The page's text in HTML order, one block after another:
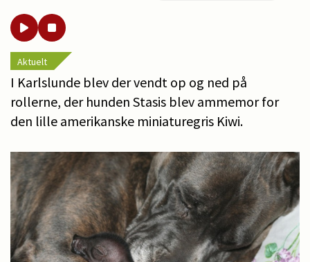
Aktuelt
I Karlslunde blev der vendt op og ned på
rollerne, der hunden Stasis blev ammemor for
den lille amerikanske miniaturegris Kiwi.